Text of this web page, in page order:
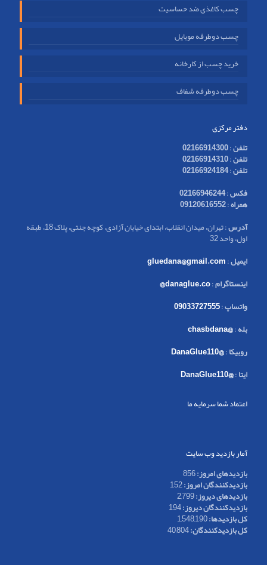
چسب کاغذی ضد حساسیت
چسب دوطرفه موبایل
خرید چسب از کارخانه
چسب دوطرفه شفاف
دفتر مرکزی
تلفن:
02166914300
تلفن:
02166914310
تلفن:
02166924184
فکس:
02166946244
همراه:
09120616552
آدرس
: تهران، میدان انقلاب، ابتدای خیابان آزادی، کوچه جنتی، پلاک 18، طبقه
اول، واحد 32
ایمیل:
gluedana@gmail.com
اینستاگرام:
danaglue.co@
واتساپ:
09033727555
بله:
@chasbdana
روبیکا:
@DanaGlue110
ایتا:
@DanaGlue110
اعتماد شما سرمایه ما
آمار بازدید وب سایت
بازدیدهای امروز:856
بازدیدکنندگان امروز:152
بازدیدهای دیروز:2,799
بازدیدکنندگان دیروز:194
کل بازدیدها:1,548,190
کل بازدیدکنند‌گان:40,804